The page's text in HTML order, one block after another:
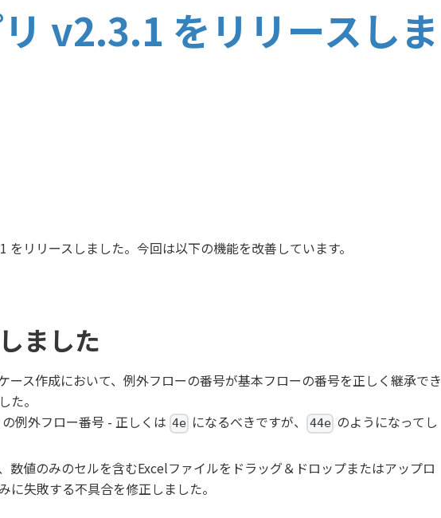
v2.3.1 をリリースしま
をリリースしました。今回は以下の機能を改善しています。
ました
ース作成において、例外フローの番号が基本フローの番号を正しく継承でき
た。
例外フロー番号 - 正しくは 4e になるべきですが、 44eのようになってし
数値のみのセルを含むExcelファイルをドラッグ＆ドロップまたはアップロ
に失敗する不具合を修正しました。